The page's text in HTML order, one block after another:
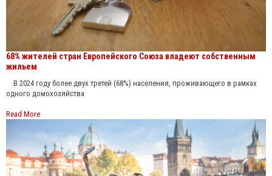
68% жителей стран Европейского Союза владеют собственным
жильем
В 2024 году более двух третей (68%) населения, проживающего в рамках
одного домохозяйства
Read More